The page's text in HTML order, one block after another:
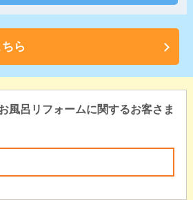
ら
風呂リフォームに関するお客さま